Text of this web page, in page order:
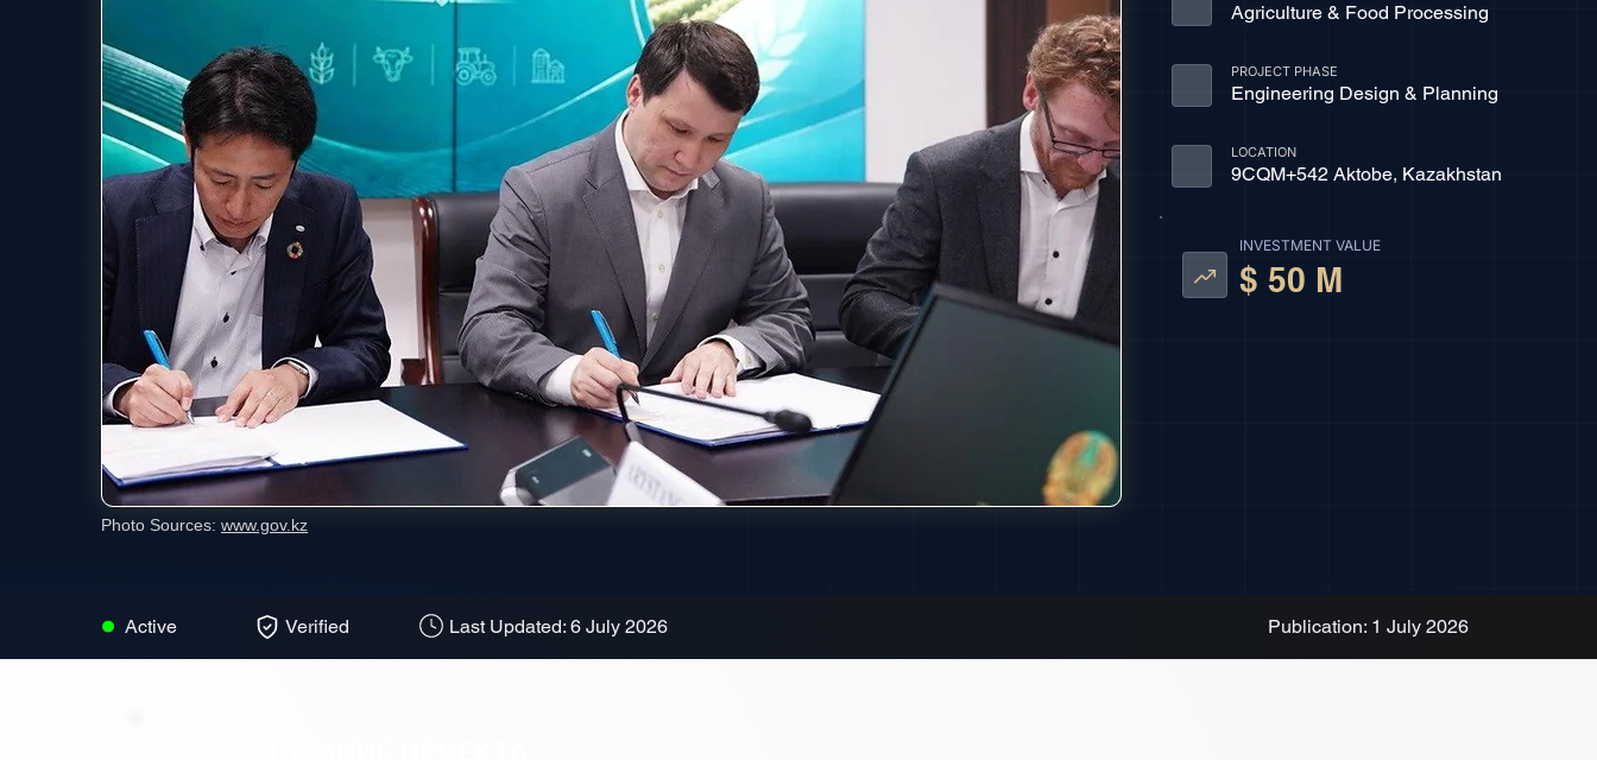
Photo Sources: www.gov.kz
Agriculture & Food Processing
PROJECT PHASE
Engineering Design & Planning
LOCATION
9CQM+542 Aktobe, Kazakhstan
INVESTMENT VALUE
$ 50 M
Active Verified Last Updated: 6 July 2026 Publication: 1 July 2026